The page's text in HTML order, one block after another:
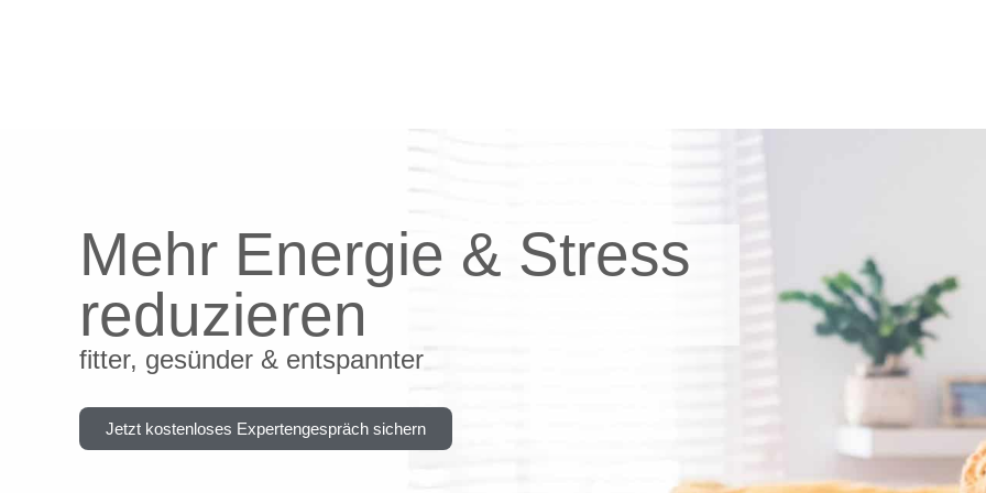
Mehr Energie & Stress
reduzieren
fitter, gesünder & entspannter
Jetzt kostenloses Expertengespräch sichern